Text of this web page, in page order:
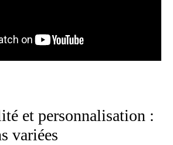
et personnalisation :
variées